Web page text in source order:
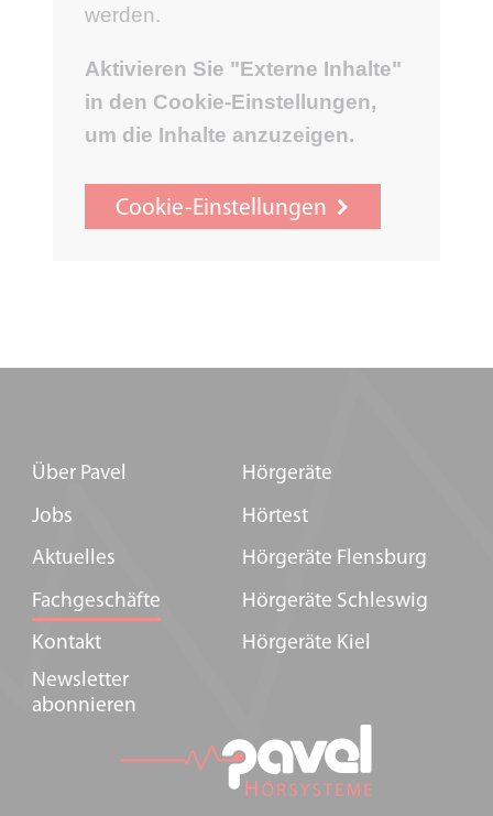
werden.
Aktivieren Sie "Externe Inhalte"
in den Cookie-Einstellungen,
um die Inhalte anzuzeigen.
Cookie-Einstellungen
Über Pavel
Jobs
Aktuelles
Fachgeschäfte
Kontakt
Newsletter
abonnieren
Hörgeräte
Hörtest
Hörgeräte Flensburg
Hörgeräte Schleswig
Hörgeräte Kiel